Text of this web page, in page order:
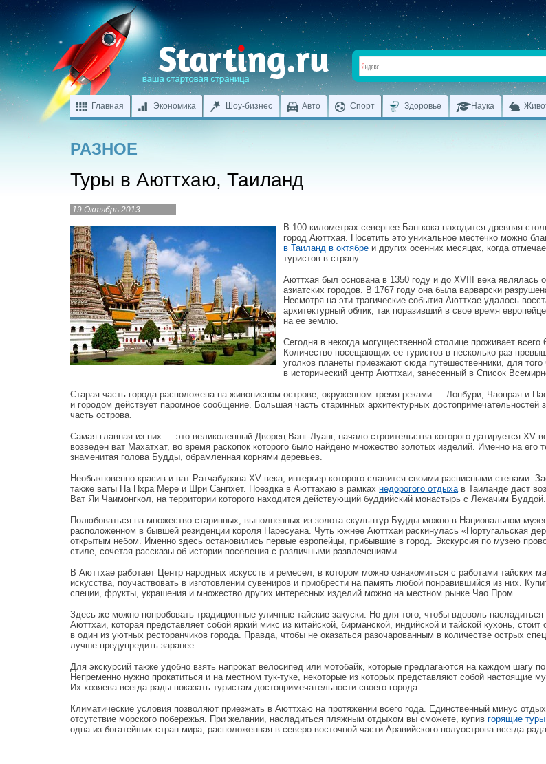
Главная Экономика Шоу-бизнес Авто Спорт Здоровье Наука
РАЗНОЕ
Туры в Аюттхаю, Таиланд
19 Октябрь 2013
В 100 километрах севернее Бангкока находится древняя
город Аюттхая. Посетить это уникальное местечко можно
в Таиланд в октябре и других осенних месяцах, когда
туристов в страну.
Аюттхая был основана в 1350 году и до XVIII века являлась
азиатских городов. В 1767 году она была варварски
Несмотря на эти трагические события Аюттхае удалось
архитектурный облик, так поразивший в свое время
на ее землю.
Сегодня в некогда могущественной столице проживает всего
Количество посещающих ее туристов в несколько раз
уголков планеты приезжают сюда путешественники, для того
в исторический центр Аюттхаи, занесенный в Список
Старая часть города расположена на живописном острове, окруженном тремя реками — Лопбури, Чаопрая и
и городом действует паромное сообщение. Большая часть старинных архитектурных достопримечательностей
часть острова.
Самая главная из них — это великолепный Дворец Ванг-Луанг, начало строительства которого датируется XV
возведен ват Махатхат, во время раскопок которого было найдено множество золотых изделий. Именно на его
знаменитая голова Будды, обрамленная корнями деревьев.
Необыкновенно красив и ват Ратчабурана XV века, интерьер которого славится своими расписными стенами.
также ваты На Пхра Мере и Шри Санпхет. Поездка в Аюттахаю в рамках недорогого отдыхав Таиланде даст
Ват Яи Чаимонгкол, на территории которого находится действующий буддийский монастырь с Лежачим Буддой.
Полюбоваться на множество старинных, выполненных из золота скульптур Будды можно в Национальном
расположенном в бывшей резиденции короля Наресуана. Чуть южнее Аюттхаи раскинулась «Португальская
открытым небом. Именно здесь остановились первые европейцы, прибывшие в город. Экскурсия по музею
стиле, сочетая рассказы об истории поселения с различными развлечениями.
В Аюттхае работает Центр народных искусств и ремесел, в котором можно ознакомиться с работами тайских
искусства, поучаствовать в изготовлении сувениров и приобрести на память любой понравившийся из них.
специи, фрукты, украшения и множество других интересных изделий можно на местном рынке Чао Пром.
Здесь же можно попробовать традиционные уличные тайские закуски. Но для того, чтобы вдоволь
Аюттхаи, которая представляет собой яркий микс из китайской, бирманской, индийской и тайской кухонь, стоит
в один из уютных ресторанчиков города. Правда, чтобы не оказаться разочарованным в количестве острых
лучше предупредить заранее.
Для экскурсий также удобно взять напрокат велосипед или мотобайк, которые предлагаются на каждом шагу
Непременно нужно прокатиться и на местном тук-туке, некоторые из которых представляют собой настоящие
Их хозяева всегда рады показать туристам достопримечательности своего города.
Климатические условия позволяют приезжать в Аюттхаю на протяжении всего года. Единственный минус
отсутствие морского побережья. При желании, насладиться пляжным отдыхом вы сможете, купив горящие
одна из богатейших стран мира, расположенная в северо-восточной части Аравийского полуострова всегда